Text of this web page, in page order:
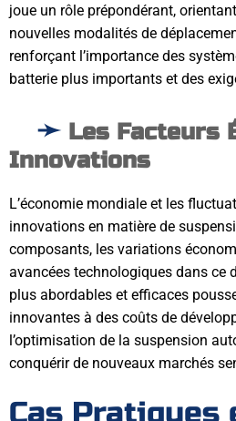
joue un rôle prépondérant,
nouvelles modalités de
renforçant l’importance des
batterie plus importants et des
Les Facteurs
Innovations
L’économie mondiale et les
innovations en matière de
composants, les variations
avancées technologiques dans ce
plus abordables et efficaces
innovantes à des coûts de
l’optimisation de la suspension
conquérir de nouveaux marchés
Cas Pratiques